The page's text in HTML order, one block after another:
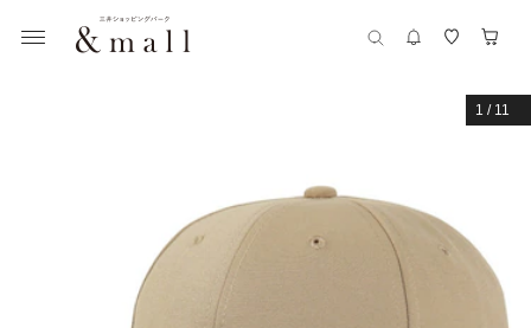
1 / 11